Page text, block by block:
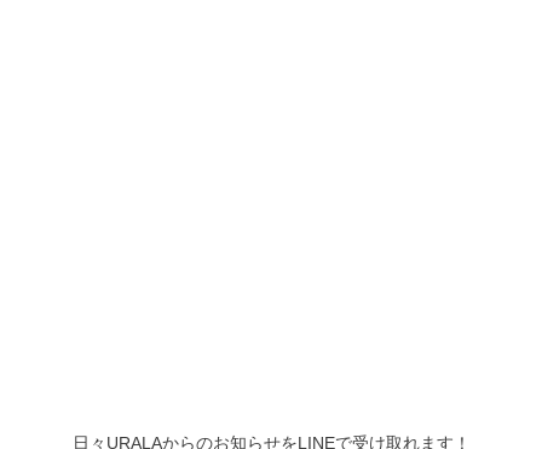
日々URALAからのお知らせをLINEで受け取れます！